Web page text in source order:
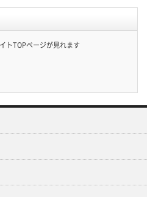
トTOPページが見れます